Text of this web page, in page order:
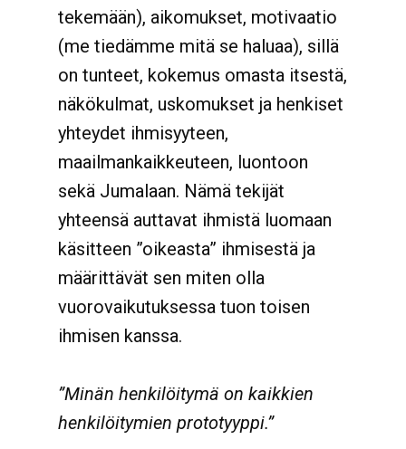
tekemään), aikomukset, motivaatio
(me tiedämme mitä se haluaa), sillä
on tunteet, kokemus omasta itsestä,
näkökulmat, uskomukset ja henkiset
yhteydet ihmisyyteen,
maailmankaikkeuteen, luontoon
sekä Jumalaan. Nämä tekijät
yhteensä auttavat ihmistä luomaan
käsitteen ”oikeasta” ihmisestä ja
määrittävät sen miten olla
vuorovaikutuksessa tuon toisen
ihmisen kanssa.
”Minän henkilöitymä on kaikkien
henkilöitymien prototyyppi.”